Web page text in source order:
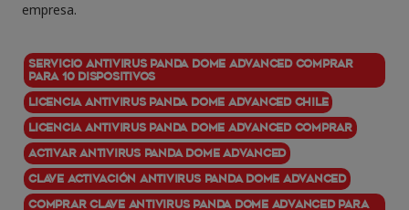
empresa.
Servicio Antivirus Panda Dome Advanced comprar
para 10 dispositivos
Licencia Antivirus Panda Dome Advanced Chile
Licencia Antivirus Panda Dome Advanced comprar
Activar Antivirus Panda Dome Advanced
Clave activación Antivirus Panda Dome Advanced
Comprar clave Antivirus Panda Dome Advanced para